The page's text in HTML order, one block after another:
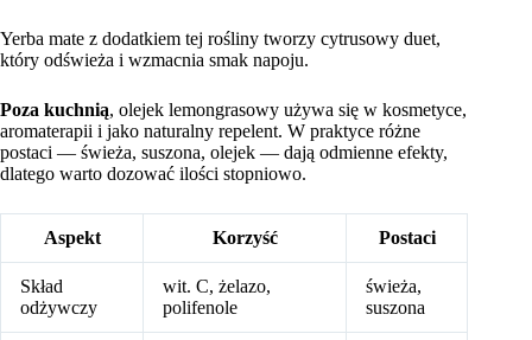
Yerba mate z dodatkiem tej rośliny tworzy cytrusowy duet,
który odświeża i wzmacnia smak napoju.
Poza kuchnią, olejek lemongrasowy używa się w kosmetyce,
aromaterapii i jako naturalny repelent. W praktyce różne
postaci — świeża, suszona, olejek — dają odmienne efekty,
dlatego warto dozować ilości stopniowo.
Aspekt Korzyść Postaci
Skład
odżywczy
wit. C, żelazo,
polifenole
świeża,
suszona